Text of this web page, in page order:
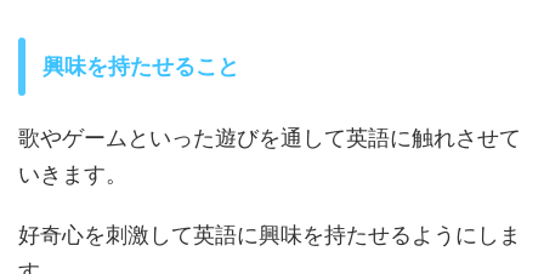
興味を持たせること
歌やゲームといった遊びを通して英語に触れさせて
いきます。
好奇心を刺激して英語に興味を持たせるようにしま